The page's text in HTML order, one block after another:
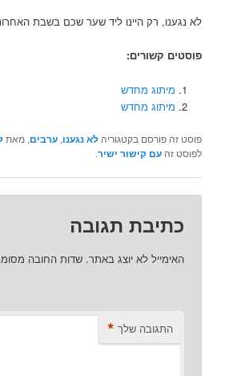
לא נגענו, רק היינו ליד שער שכם בשבת
פוסטים קשורים:
מיתוג מחדש
מיתוג מחדש
פוסט זה פורסם בקטגוריהלא נגענו,ערבים, מאת
לפוסט זהעם קישור ישיר.
כתיבת תגובה
האימייל לא יוצג באתר. שדות החובה
התגובה שלך *